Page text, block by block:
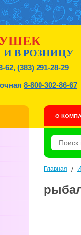
В РОЗНИЦУ
62, (383) 291-28-29
8-800-302-86-67
О
Главная /